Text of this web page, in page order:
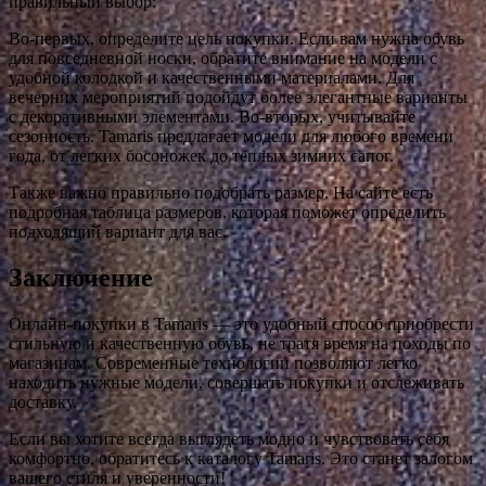
Во-первых, определите цель покупки. Если вам нужна обувь
для повседневной носки, обратите внимание на модели с
удобной колодкой и качественными материалами. Для
вечерних мероприятий подойдут более элегантные варианты
с декоративными элементами. Во-вторых, учитывайте
сезонность. Tamaris предлагает модели для любого времени
года, от легких босоножек до теплых зимних сапог.
Также важно правильно подобрать размер. На сайте есть
подробная таблица размеров, которая поможет определить
подходящий вариант для вас.
Заключение
Онлайн-покупки в Tamaris — это удобный способ приобрести
стильную и качественную обувь, не тратя время на походы по
магазинам. Современные технологии позволяют легко
находить нужные модели, совершать покупки и отслеживать
доставку.
Если вы хотите всегда выглядеть модно и чувствовать себя
комфортно, обратитесь к каталогу Tamaris. Это станет залогом
вашего стиля и уверенности!